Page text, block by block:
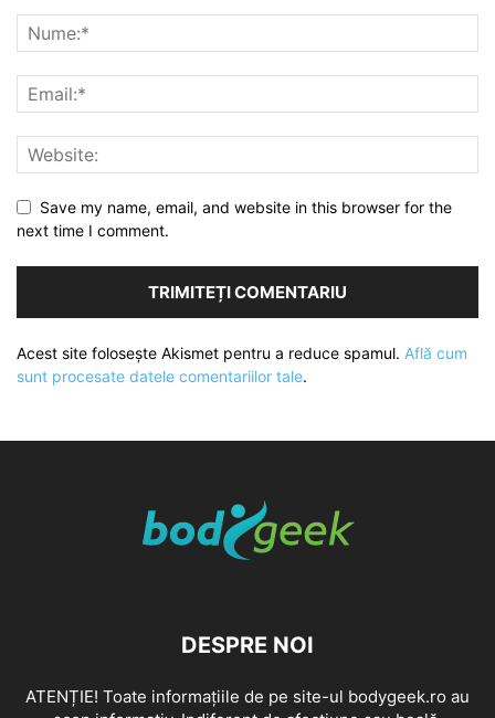
Save my name, email, and website in this browser for the
next time I comment.
Acest site folosește Akismet pentru a reduce spamul. Află cum
sunt procesate datele comentariilor tale.
DESPRE NOI
ATENȚIE! Toate informațiile de pe site-ul bodygeek.ro au